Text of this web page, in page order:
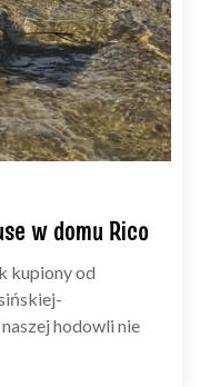
w domu Rico
kupiony od
hodowli nie